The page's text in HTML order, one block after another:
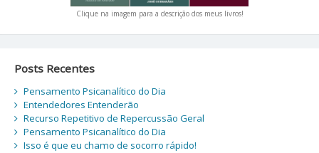
Clique na imagem para a descrição dos meus livros!
Posts Recentes
Pensamento Psicanalítico do Dia
Entendedores Entenderão
Recurso Repetitivo de Repercussão Geral
Pensamento Psicanalítico do Dia
Isso é que eu chamo de socorro rápido!